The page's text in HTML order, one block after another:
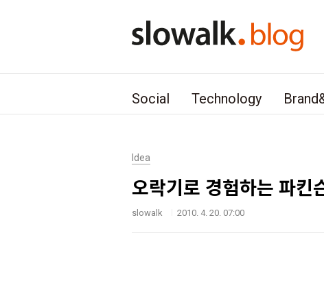
Social Technology
Idea
오락기로 경험하는 파킨
slowalk 2010. 4. 20. 07:00